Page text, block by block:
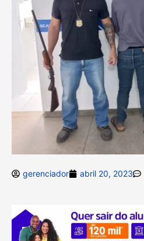
gerenciador abril 20, 2023